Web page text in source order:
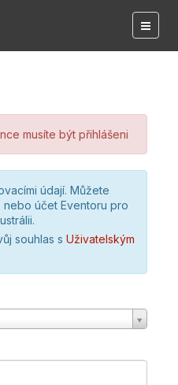
musíte být přihlášeni
údají. Můžete
účet Eventoru pro
souhlas s Uživatelským